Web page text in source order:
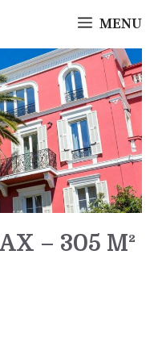
MENU
– 305 M²